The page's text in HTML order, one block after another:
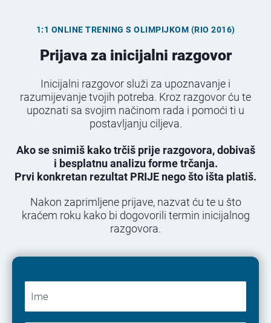
1:1 ONLINE TRENING S OLIMPIJKOM (RIO 2016)
Prijava za inicijalni razgovor
Inicijalni razgovor služi za upoznavanje i
razumijevanje tvojih potreba. Kroz razgovor ću te
upoznati sa svojim načinom rada i pomoći ti u
postavljanju ciljeva.
Ako se snimiš kako trčiš prije razgovora, dobivaš
i besplatnu analizu forme trčanja.
Prvi konkretan rezultat PRIJE nego što išta platiš.
Nakon zaprimljene prijave, nazvat ću te u što
kraćem roku kako bi dogovorili termin inicijalnog
razgovora.